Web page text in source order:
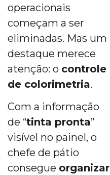
operacionais
começam a ser
eliminadas. Mas um
destaque merece
atenção: o controle
de colorimetria.
Com a informação
de “tinta pronta”
visível no painel, o
chefe de pátio
consegue organizar